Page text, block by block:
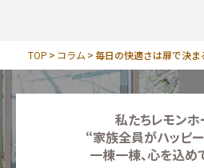
TOP コラム
私たちレモンホ
“家族全員がハッピ
一棟一棟、心を込め